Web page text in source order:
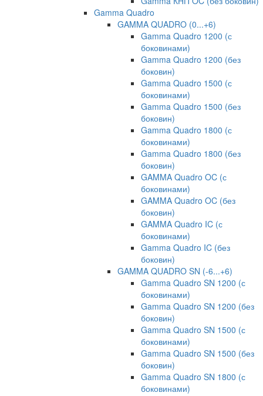
Gamma Quadro
GAMMA QUADRO (0...+6)
Gamma Quadro 1200 (с
боковинами)
Gamma Quadro 1200 (без
боковин)
Gamma Quadro 1500 (с
боковинами)
Gamma Quadro 1500 (без
боковин)
Gamma Quadro 1800 (с
боковинами)
Gamma Quadro 1800 (без
боковин)
GAMMA Quadro OC (с
боковинами)
GAMMA Quadro OC (без
боковин)
GAMMA Quadro IC (с
боковинами)
Gamma Quadro IC (без
боковин)
GAMMA QUADRO SN (-6...+6)
Gamma Quadro SN 1200 (с
боковинами)
Gamma Quadro SN 1200 (без
боковин)
Gamma Quadro SN 1500 (с
боковинами)
Gamma Quadro SN 1500 (без
боковин)
Gamma Quadro SN 1800 (с
боковинами)